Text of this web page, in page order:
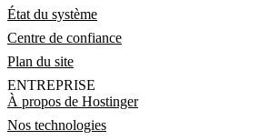
État du système
Centre de confiance
Plan du site
ENTREPRISE
À propos de Hostinger
Nos technologies